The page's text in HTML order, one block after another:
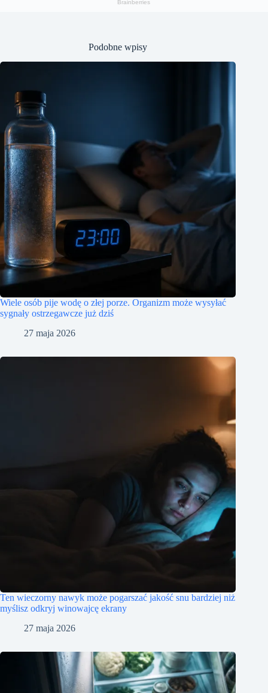
Podobne wpisy
Wiele osób pije wodę o złej porze. Organizm może wysyłać
sygnały ostrzegawcze już dziś
27 maja 2026
Ten wieczorny nawyk może pogarszać jakość snu bardziej niż
myślisz odkryj winowajcę ekrany
27 maja 2026